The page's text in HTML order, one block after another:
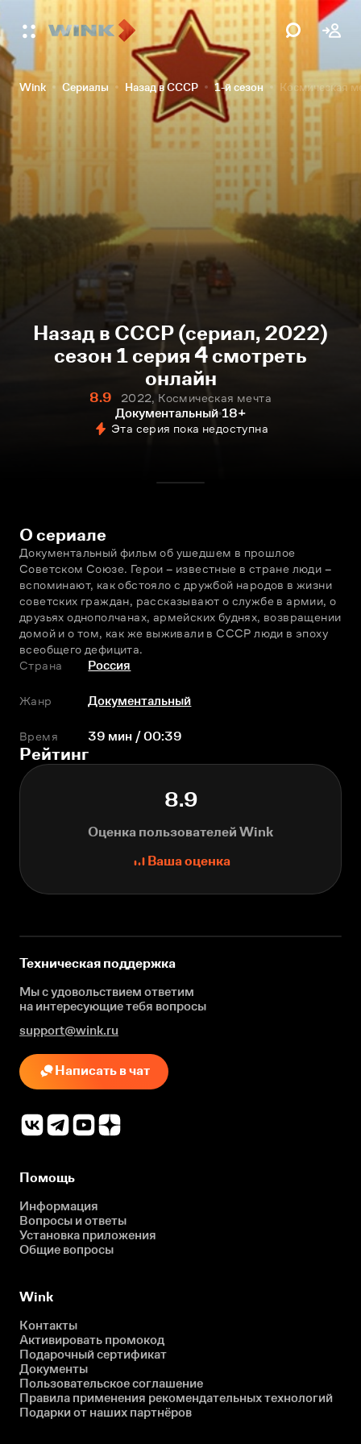
Wink Сериалы Назад в СССР 1-й сезон Космическая
Назад в СССР (сериал, 2022)
сезон 1 серия 4 смотреть
онлайн
8.9
2022, Космическая мечта
Документальный 18+
Эта серия пока недоступна
О сериале
Документальный фильм об ушедшем в прошлое
Советском Союзе. Герои – известные в стране люди –
вспоминают, как обстояло с дружбой народов в жизни
советских граждан, рассказывают о службе в армии, о
друзьях однополчанах, армейских буднях, возвращении
домой и о том, как же выживали в СССР люди в эпоху
всеобщего дефицита.
Страна
Россия
Жанр Документальный
Время 39 мин / 00:39
Рейтинг
8.9
Оценка пользователей Wink
Ваша оценка
Техническая поддержка
Мы с удовольствием ответим
на интересующиетебя вопросы
support@wink.ru
Написать в чат
Помощь
Информация
Вопросы и ответы
Установка приложения
Общие вопросы
Wink
Контакты
Активировать промокод
Подарочный сертификат
Документы
Пользовательское соглашение
Правила применения рекомендательных технологий
Подарки от наших партнёров